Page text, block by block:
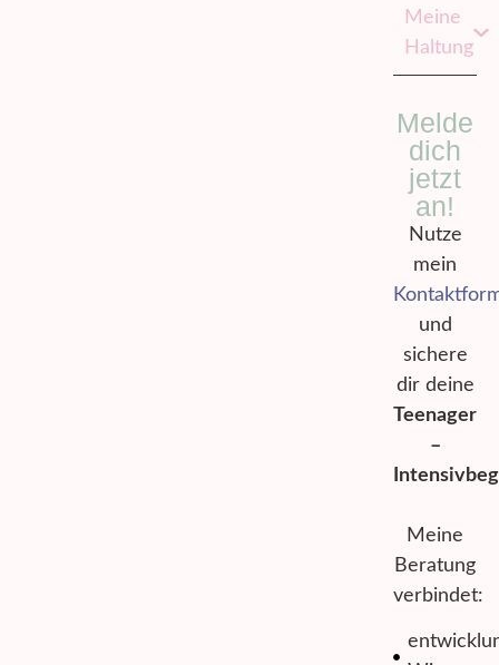
Meine
Haltung
Melde
dich
jetzt
an!
Nutze
mein
und
sichere
dir deine
Teenager
–
Meine
Beratung
verbindet: